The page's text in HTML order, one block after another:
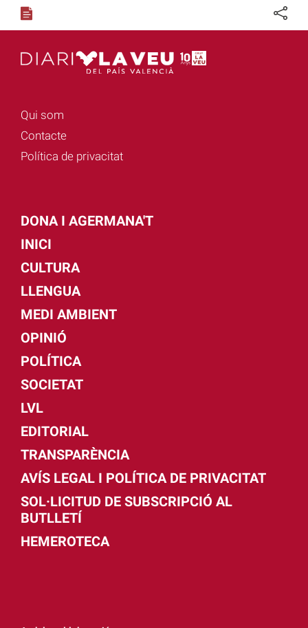
Qui som
Contacte
Política de privacitat
DONA I AGERMANA'T
INICI
CULTURA
LLENGUA
MEDI AMBIENT
OPINIÓ
POLÍTICA
SOCIETAT
LVL
EDITORIAL
TRANSPARÈNCIA
AVÍS LEGAL I POLÍTICA DE PRIVACITAT
SOL·LICITUD DE SUBSCRIPCIÓ AL
BUTLLETÍ
HEMEROTECA